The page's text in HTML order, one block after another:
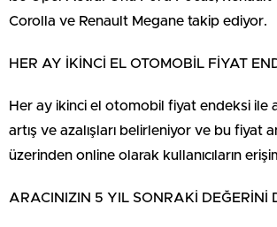
Corolla ve Renault Megane takip ediyor.
HER AY İKİNCİ EL OTOMOBİL FİYAT
Her ay ikinci el otomobil fiyat endeksi ile
artış ve azalışları belirleniyor ve bu fiyat
üzerinden online olarak kullanıcıların
ARACINIZIN 5 YIL SONRAKİ DEĞERİNİ